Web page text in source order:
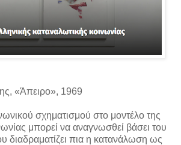
«Άπειρο», 1969
σχηματισμού στο μοντέλο της
μπορεί να αναγνωσθεί βάσει του
διαδραματίζει πια η κατανάλωση ως